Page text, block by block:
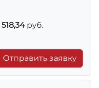
518,34 руб.
Отправить заявку